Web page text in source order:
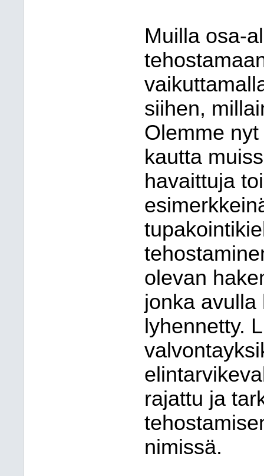
Muilla osa-
siihen,
Olemme
kautta
havaittuja
olevan
jonka avulla
lyhennetty.
rajattu ja
nimissä.